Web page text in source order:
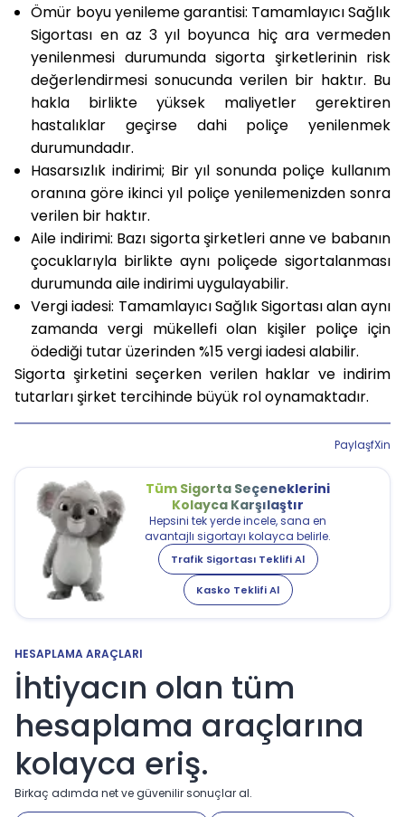
Ömür boyu yenileme garantisi: Tamamlayıcı Sağlık
Sigortası en az 3 yıl boyunca hiç ara vermeden
yenilenmesi durumunda sigorta şirketlerinin risk
değerlendirmesi sonucunda verilen bir haktır. Bu
hakla birlikte yüksek maliyetler gerektiren
hastalıklar geçirse dahi poliçe yenilenmek
durumundadır.
Hasarsızlık indirimi; Bir yıl sonunda poliçe kullanım
oranına göre ikinci yıl poliçe yenilemenizden sonra
verilen bir haktır.
Aile indirimi: Bazı sigorta şirketleri anne ve babanın
çocuklarıyla birlikte aynı poliçede sigortalanması
durumunda aile indirimi uygulayabilir.
Vergi iadesi: Tamamlayıcı Sağlık Sigortası alan aynı
zamanda vergi mükellefi olan kişiler poliçe için
ödediği tutar üzerinden %15 vergi iadesi alabilir.
Sigorta şirketini seçerken verilen haklar ve indirim
tutarları şirket tercihinde büyük rol oynamaktadır.
PaylaşfXin
Tüm Sigorta Seçeneklerini
Kolayca Karşılaştır
Hepsini tek yerde incele, sana en
avantajlı sigortayı kolayca belirle.
Trafik Sigortası Teklifi Al
Kasko Teklifi Al
HESAPLAMA ARAÇLARI
İhtiyacın olan tüm
hesaplama araçlarına
kolayca eriş.
Birkaç adımda net ve güvenilir sonuçlar al.